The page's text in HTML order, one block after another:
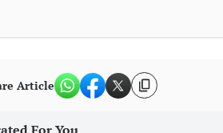
Article